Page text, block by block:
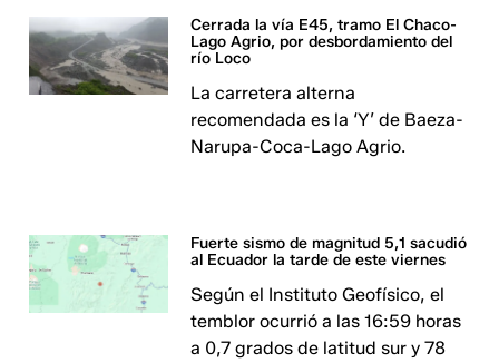
Cerrada la vía E45, tramo El Chaco-
Lago Agrio, por desbordamiento del
río Loco
La carretera alterna
recomendada es la ‘Y’ de Baeza-
Narupa-Coca-Lago Agrio.
Fuerte sismo de magnitud 5,1 sacudió
al Ecuador la tarde de este viernes
Según el Instituto Geofísico, el
temblor ocurrió a las 16:59 horas
a 0,7 grados de latitud sur y 78